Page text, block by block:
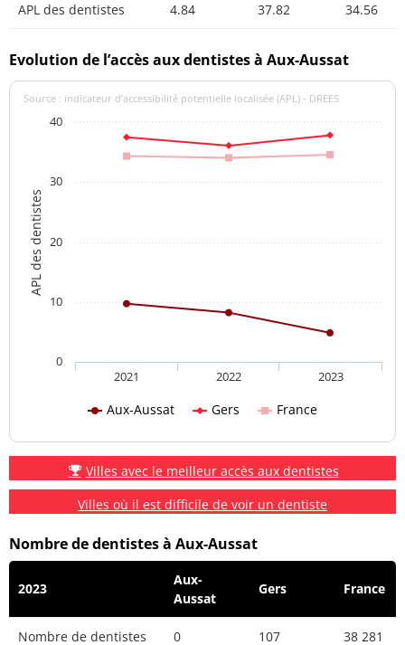
APL des dentistes 4.84 37.82 34.56
Evolution de l’accès aux dentistes à Aux-Aussat
APL des dentistes
Source : indicateur d’accessibilité potentielle localisée (APL) - DREES
Aux-Aussat Gers France
2021 2022 2023
0
10
20
30
40
Villes avec le meilleur accès aux dentistes
Villes où il est difficile de voir un dentiste
Nombre de dentistes à Aux-Aussat
2023
Aux-
Aussat
Gers France
Nombre de dentistes 0 107 38 281